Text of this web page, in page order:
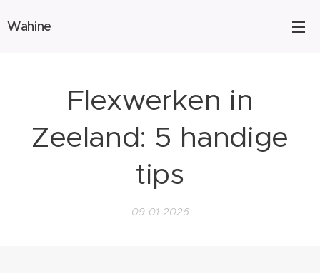
Wahine
Flexwerken in
Zeeland: 5 handige
tips
09-01-2026